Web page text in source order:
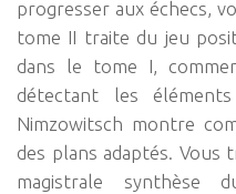
progresser aux échecs,
tome II traite du jeu
dans le tome I,
détectant les
Nimzowitsch montre
des plans adaptés. Vous
magistrale